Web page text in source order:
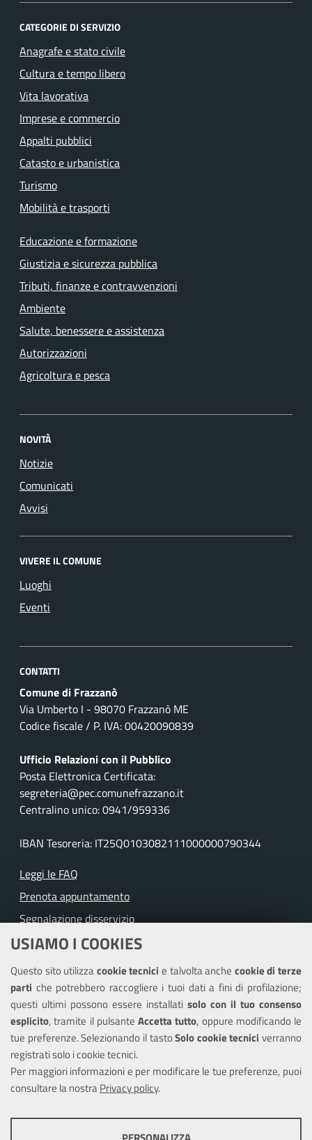
USIAMO I COOKIES
Questo sito utilizzacookie tecnicie talvolta anche cookie di terze
parti che potrebbero raccogliere i tuoi dati a fini di profilazione;
questi ultimi possono essere installati solo con il tuo consenso
esplicito, tramite il pulsante Accetta tutto, oppure modificando le
tue preferenze. Selezionando il tastoSolo cookie tecnici verranno
registrati solo i cookie tecnici.
Per maggiori informazioni e per modificare le tue preferenze, puoi
consultare la nostraPrivacy policy.
COOKIE TECNICI
CATEGORIE DI SERVIZIO
Anagrafe e stato civile
Cultura e tempo libero
Vita lavorativa
Imprese e commercio
Appalti pubblici
Catasto e urbanistica
Turismo
Mobilità e trasporti
Educazione e formazione
Giustizia e sicurezza pubblica
Tributi, finanze e contravvenzioni
Ambiente
Salute, benessere e assistenza
Autorizzazioni
Agricoltura e pesca
NOVITÀ
Notizie
Comunicati
Avvisi
VIVERE IL COMUNE
Luoghi
Eventi
CONTATTI
Comune di Frazzanò
Via Umberto I - 98070 Frazzanò ME
Codice fiscale / P. IVA: 00420090839
Ufficio Relazioni con il Pubblico
Posta Elettronica Certificata:
segreteria@pec.comunefrazzano.it
Centralino unico: 0941/959336
IBAN Tesoreria: IT25Q0103082111000000790344
Leggi le FAQ
Prenota appuntamento
Segnalazione disservizio
Richiesta assistenza
Amministrazione trasparente
Informativa privacy
Note legali
Piano di miglioramento dei servizi
Dichiarazione di accessibilità